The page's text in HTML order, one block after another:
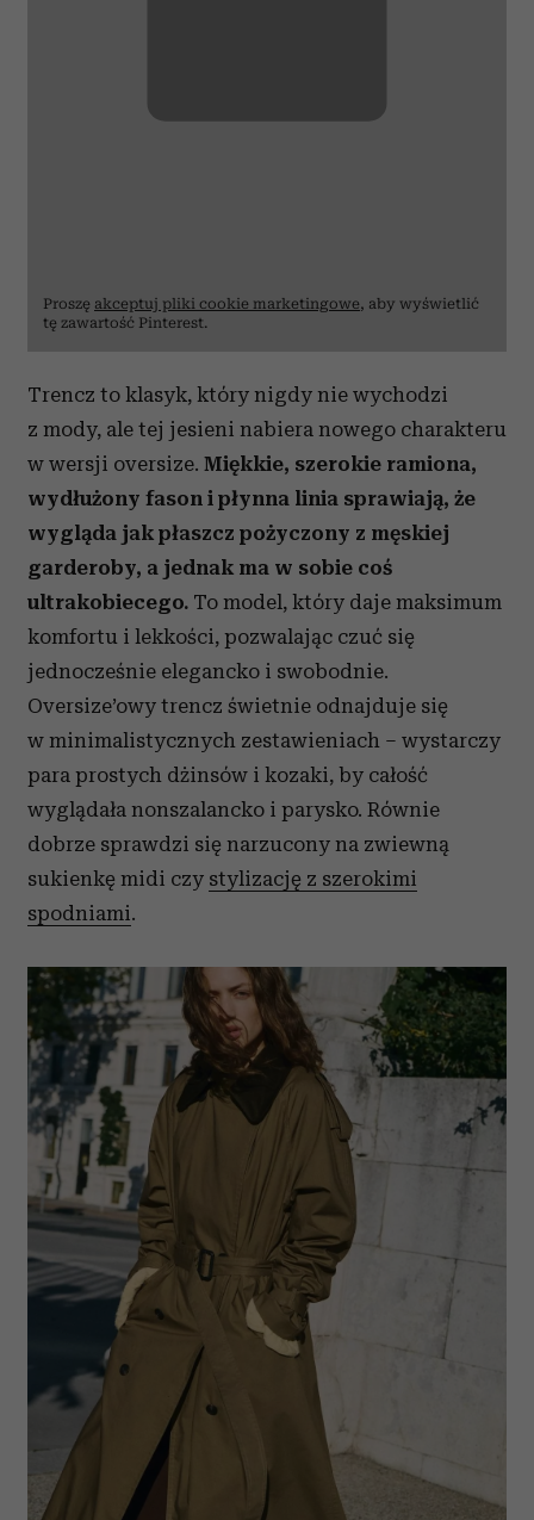
Proszę akceptuj pliki cookie marketingowe, aby wyświetlić
tę zawartość Pinterest.
Trencz to klasyk, który nigdy nie wychodzi
z mody, ale tej jesieni nabiera nowego charakteru
w wersji oversize. Miękkie, szerokie ramiona,
wydłużony fason i płynna linia sprawiają, że
wygląda jak płaszcz pożyczony z męskiej
garderoby, a jednak ma w sobie coś
ultrakobiecego. To model, który daje maksimum
komfortu i lekkości, pozwalając czuć się
jednocześnie elegancko i swobodnie.
Oversize’owy trencz świetnie odnajduje się
w minimalistycznych zestawieniach – wystarczy
para prostych dżinsów i kozaki, by całość
wyglądała nonszalancko i parysko. Równie
dobrze sprawdzi się narzucony na zwiewną
sukienkę midi czy stylizację z szerokimi
spodniami.